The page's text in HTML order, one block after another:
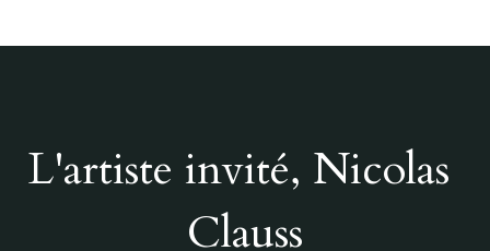
L'artiste invité, Nicolas
Clauss